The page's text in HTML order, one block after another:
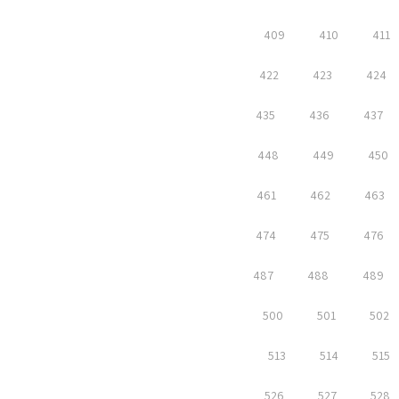
409 410 411
422 423 424
435 436 437
448 449 450
461 462 463
474 475 476
487 488 489
500 501 502
513 514 515
526 527 528